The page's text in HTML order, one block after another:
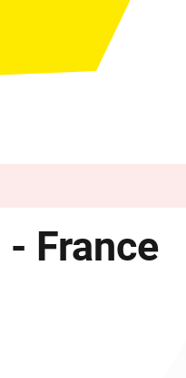
- France